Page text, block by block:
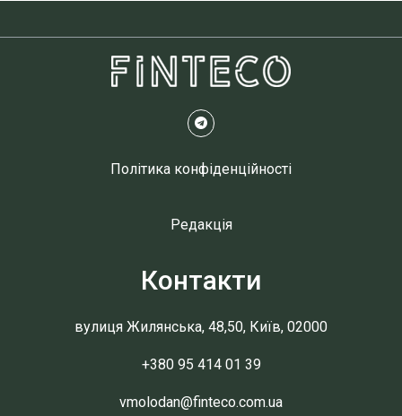
Політика конфіденційності
Редакція
Контакти
вулиця Жилянська, 48,50, Київ, 02000
+380 95 414 01 39
vmolodan@finteco.com.ua